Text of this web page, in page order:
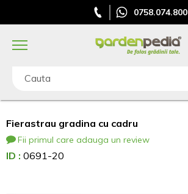
0758.074.800
Cauta
Fierastrau gradina cu cadru
Fii primul care adauga un review
ID : 0691-20